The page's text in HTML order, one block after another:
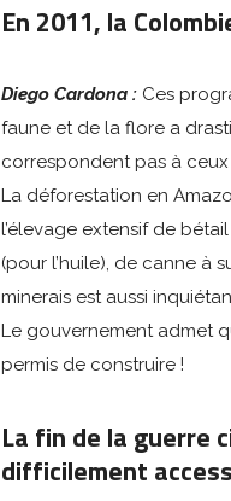
En 2011, la
Diego Cardona : Ces
faune et de la flore a
correspondent pas à
La déforestation en
l’élevage extensif de
(pour l’huile), de canne à
minerais est aussi
Le gouvernement admet
permis de construire !
La fin de la guerre
difficilement